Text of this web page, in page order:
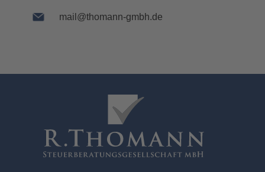
mail@thomann-gmbh.de